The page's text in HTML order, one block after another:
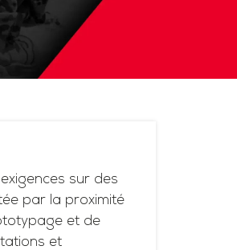
sur des
par la proximité
et de
et